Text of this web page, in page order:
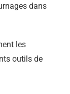
dans
les
outils de